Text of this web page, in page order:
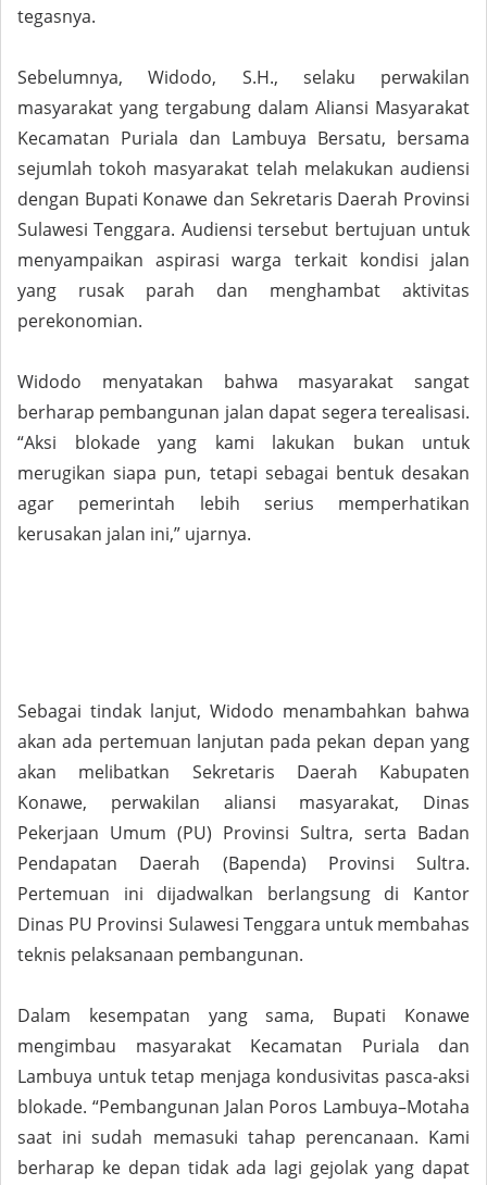
tegasnya.
Sebelumnya, Widodo, S.H., selaku perwakilan
masyarakat yang tergabung dalam Aliansi Masyarakat
Kecamatan Puriala dan Lambuya Bersatu, bersama
sejumlah tokoh masyarakat telah melakukan audiensi
dengan Bupati Konawe dan Sekretaris Daerah Provinsi
Sulawesi Tenggara. Audiensi tersebut bertujuan untuk
menyampaikan aspirasi warga terkait kondisi jalan
yang rusak parah dan menghambat aktivitas
perekonomian.
Widodo menyatakan bahwa masyarakat sangat
berharap pembangunan jalan dapat segera terealisasi.
“Aksi blokade yang kami lakukan bukan untuk
merugikan siapa pun, tetapi sebagai bentuk desakan
agar pemerintah lebih serius memperhatikan
kerusakan jalan ini,” ujarnya.
Sebagai tindak lanjut, Widodo menambahkan bahwa
akan ada pertemuan lanjutan pada pekan depan yang
akan melibatkan Sekretaris Daerah Kabupaten
Konawe, perwakilan aliansi masyarakat, Dinas
Pekerjaan Umum (PU) Provinsi Sultra, serta Badan
Pendapatan Daerah (Bapenda) Provinsi Sultra.
Pertemuan ini dijadwalkan berlangsung di Kantor
Dinas PU Provinsi Sulawesi Tenggara untuk membahas
teknis pelaksanaan pembangunan.
Dalam kesempatan yang sama, Bupati Konawe
mengimbau masyarakat Kecamatan Puriala dan
Lambuya untuk tetap menjaga kondusivitas pasca-aksi
blokade. “Pembangunan Jalan Poros Lambuya–Motaha
saat ini sudah memasuki tahap perencanaan. Kami
berharap ke depan tidak ada lagi gejolak yang dapat